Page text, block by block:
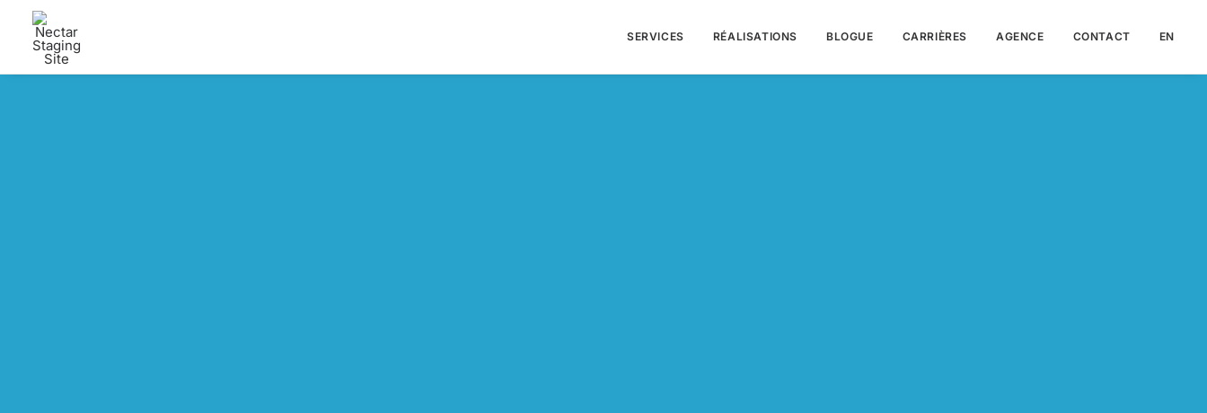
SERVICES RÉALISATIONS BLOGUE CARRIÈRES AGENCE CONTACT EN